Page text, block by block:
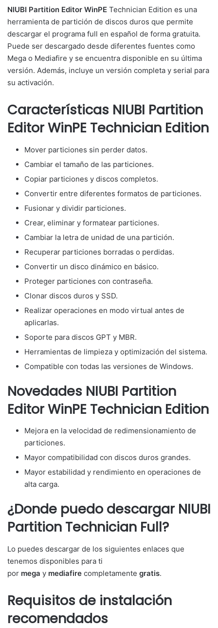
NIUBI Partition Editor WinPE Technician Edition es una
herramienta de partición de discos duros que permite
descargar el programa full en español de forma gratuita.
Puede ser descargado desde diferentes fuentes como
Mega o Mediafire y se encuentra disponible en su última
versión. Además, incluye un versión completa y serial para
su activación.
Características NIUBI Partition
Editor WinPE Technician Edition
Mover particiones sin perder datos.
Cambiar el tamaño de las particiones.
Copiar particiones y discos completos.
Convertir entre diferentes formatos de particiones.
Fusionar y dividir particiones.
Crear, eliminar y formatear particiones.
Cambiar la letra de unidad de una partición.
Recuperar particiones borradas o perdidas.
Convertir un disco dinámico en básico.
Proteger particiones con contraseña.
Clonar discos duros y SSD.
Realizar operaciones en modo virtual antes de
aplicarlas.
Soporte para discos GPT y MBR.
Herramientas de limpieza y optimización del sistema.
Compatible con todas las versiones de Windows.
Novedades NIUBI Partition
Editor WinPE Technician Edition
Mejora en la velocidad de redimensionamiento de
particiones.
Mayor compatibilidad con discos duros grandes.
Mayor estabilidad y rendimiento en operaciones de
alta carga.
¿Donde puedo descargar NIUBI
Partition Technician Full?
Lo puedes descargar de los siguientes enlaces que
tenemos disponibles para ti
por mega y mediafire completamente gratis.
Requisitos de instalación
recomendados